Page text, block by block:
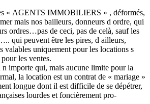
« AGENTS IMMOBILIERS » , déformés,
mais nos bailleurs, donneurs d ordre, qui
ordres…pas de ceci, pas de celà, sauf les
qui peuvent être les pires, d ailleurs,
valables uniquement pour les locations s
les ventes.
n importe qui, mais aucune limite pour la
la location est un contrat de « mariage »
longue dont il est difficile de se dépétrer,
lourdes et foncièrement pro-